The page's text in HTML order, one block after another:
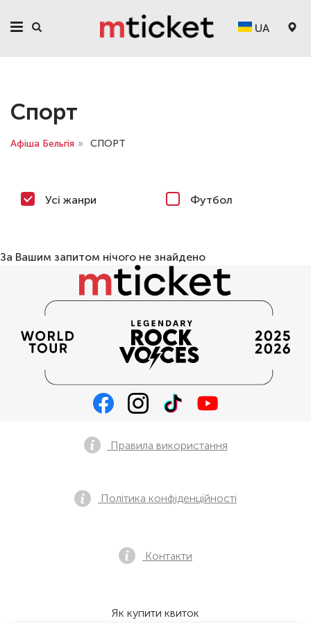
UA
Спорт
Афіша Бельгія » СПОРТ
Усі жанри Футбол
За Вашим запитом нічого не знайдено
Правила використання
Політика конфіденційності
Контакти
Як купити квиток